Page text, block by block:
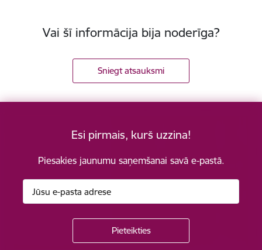
Vai šī informācija bija noderīga?
Sniegt atsauksmi
Esi pirmais, kurš uzzina!
Piesakies jaunumu saņemšanai savā e-pastā.